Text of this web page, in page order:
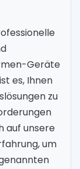
Geräte
es, Ihnen
zu
auf unsere
um